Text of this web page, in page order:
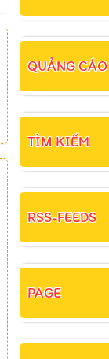
QUẢNG CÁO
TÌM KIẾM
RSS-FEEDS
PAGE